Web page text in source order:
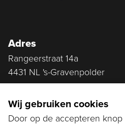
Adres
Rangeerstraat 14a
4431 NL 's-Gravenpolder
Wij gebruiken cookies
Door op de accepteren